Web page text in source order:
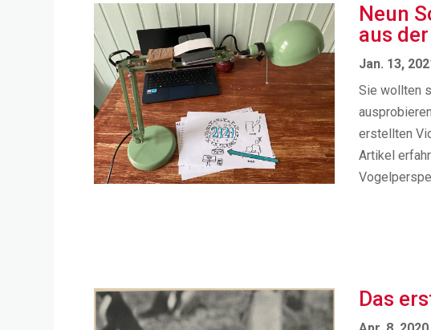
Neun
aus
Jan. 13,
Sie wollten
erstellten
Artikel
Das